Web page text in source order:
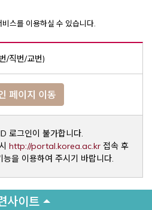
스를 이용하실 수 있습니다.
/직번/교번)
페이지 이동
로그인이 불가합니다.
http://portal.korea.ac.krOpens a
접속 후
을 이용하여 주시기 바랍니다.
사이트